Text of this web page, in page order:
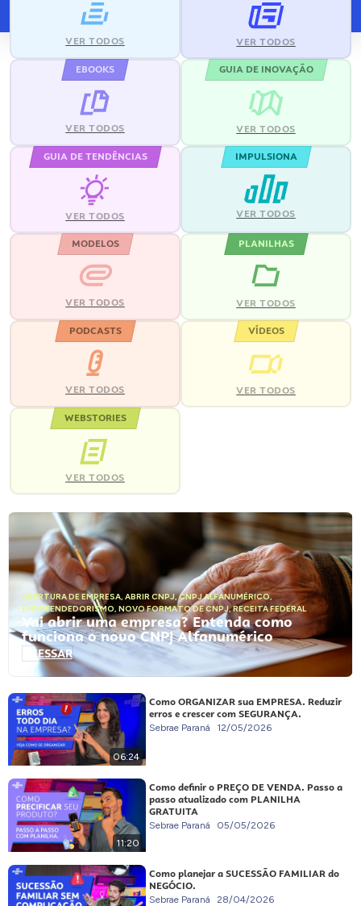
VER TODOS VER TODOS
EBOOKS
VER TODOS
GUIA DE INOVAÇÃO
VER TODOS
GUIA DE TENDÊNCIAS
VER TODOS
IMPULSIONA
VER TODOS
MODELOS
VER TODOS
PLANILHAS
VER TODOS
PODCASTS
VER TODOS
VÍDEOS
VER TODOS
WEBSTORIES
VER TODOS
ABERTURA DE EMPRESA, ABRIR CNPJ,CNPJ ALFANUMÉRICO,
EMPREENDEDORISMO, NOVO FORMATO DE CNPJ,RECEITA FEDERAL
Vai abrir uma empresa? Entenda como
funciona o novo CNPJ Alfanumérico
ACESSAR
06:24
Como ORGANIZAR sua EMPRESA. Reduzir
erros e crescer com SEGURANÇA.
Sebrae Paraná 12/05/2026
11:20
Como definir o PREÇO DE VENDA. Passo a
passo atualizado com PLANILHA
GRATUITA
Sebrae Paraná 05/05/2026
Como planejar a SUCESSÃO FAMILIAR do
NEGÓCIO.
Sebrae Paraná 28/04/2026